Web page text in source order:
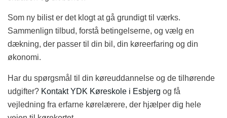
Som ny bilist er det klogt at gå grundigt til værks.
Sammenlign tilbud, forstå betingelserne, og vælg en
dækning, der passer til din bil, din køreerfaring og din
økonomi.
Har du spørgsmål til din køreuddannelse og de tilhørende
udgifter? Kontakt YDK Køreskole i Esbjerg og få
vejledning fra erfarne kørelærere, der hjælper dig hele